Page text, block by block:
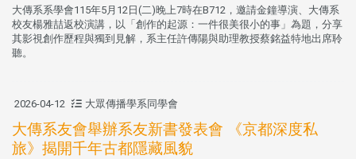
大傳系系學會115年5月12日(二)晚上7時在B712，邀請金鐘導演、大傳系
校友楊雅喆返校演講，以「創作的起源：一件很美很小的事」為題，分享
其影視創作歷程與獨到見解，系主任許傳陽與助理教授蔡銘益特地出席聆
聽。
2026-04-12 大眾傳播學系同學會
大傳系友會舉辦系友新書發表會 《京都深度私
旅》揭開千年古都隱藏風貌